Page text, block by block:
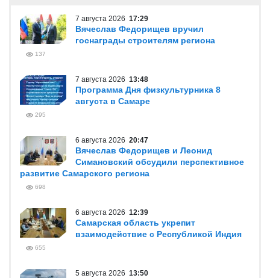
7 августа 2026 17:29
Вячеслав Федорищев вручил
госнаграды строителям региона
137
7 августа 2026 13:48
Программа Дня физкультурника 8
августа в Самаре
295
6 августа 2026 20:47
Вячеслав Федорищев и Леонид
Симановский обсудили перспективное
развитие Самарского региона
698
6 августа 2026 12:39
Самарская область укрепит
взаимодействие с Республикой Индия
655
5 августа 2026 13:50